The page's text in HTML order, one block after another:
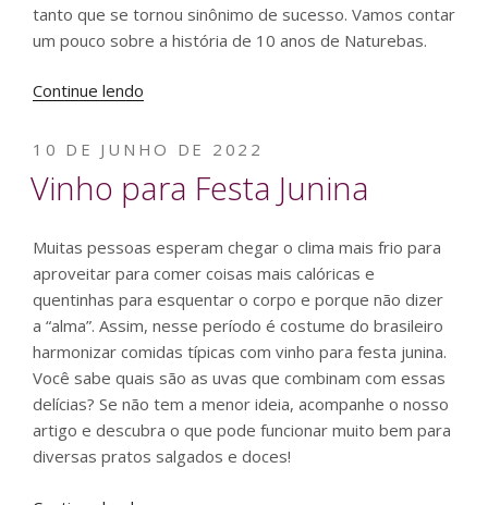
tanto que se tornou sinônimo de sucesso. Vamos contar
um pouco sobre a história de 10 anos de Naturebas.
Continue lendo
de
PUBLICADO
EM
10 DE JUNHO DE 2022
Vinho para Festa Junina
Muitas pessoas esperam chegar o clima mais frio para
aproveitar para comer coisas mais calóricas e
quentinhas para esquentar o corpo e porque não dizer
a “alma”. Assim, nesse período é costume do brasileiro
harmonizar comidas típicas com vinho para festa junina.
Você sabe quais são as uvas que combinam com essas
delícias? Se não tem a menor ideia, acompanhe o nosso
artigo e descubra o que pode funcionar muito bem para
diversas pratos salgados e doces!